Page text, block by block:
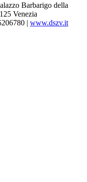
Barbarigo della
Venezia
| www.dszv.it